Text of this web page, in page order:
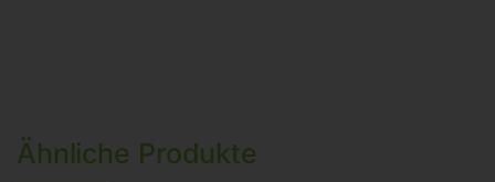
Ähnliche Produkte